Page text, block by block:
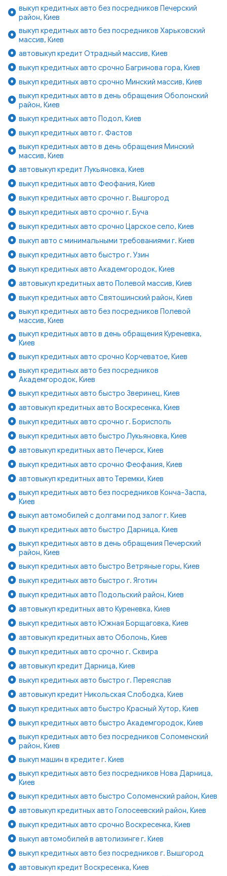
выкуп кредитных авто без посредников Печерский
район, Киев
выкуп кредитных авто без посредников Харьковский
массив, Киев
автовыкуп кредит Отрадный массив, Киев
выкуп кредитных авто срочно Багринова гора, Киев
выкуп кредитных авто срочно Минский массив, Киев
выкуп кредитных авто в день обращения Оболонский
район, Киев
выкуп кредитных авто Подол, Киев
выкуп кредитных авто г. Фастов
выкуп кредитных авто в день обращения Минский
массив, Киев
автовыкуп кредит Лукьяновка, Киев
выкуп кредитных авто Феофания, Киев
выкуп кредитных авто срочно г. Вышгород
выкуп кредитных авто срочно г. Буча
выкуп кредитных авто срочно Царское село, Киев
выкуп авто с минимальными требованиями г. Киев
выкуп кредитных авто быстро г. Узин
выкуп кредитных авто Академгородок, Киев
автовыкуп кредитных авто Полевой массив, Киев
выкуп кредитных авто Святошинский район, Киев
выкуп кредитных авто без посредников Полевой
массив, Киев
выкуп кредитных авто в день обращения Куреневка,
Киев
выкуп кредитных авто срочно Корчеватое, Киев
выкуп кредитных авто без посредников
Академгородок, Киев
выкуп кредитных авто быстро Зверинец, Киев
автовыкуп кредитных авто Воскресенка, Киев
выкуп кредитных авто срочно г. Борисполь
выкуп кредитных авто быстро Лукьяновка, Киев
автовыкуп кредитных авто Печерск, Киев
выкуп кредитных авто срочно Феофания, Киев
автовыкуп кредитных авто Теремки, Киев
выкуп кредитных авто без посредников Конча-Заспа,
Киев
выкуп автомобилей с долгами под залог г. Киев
выкуп кредитных авто быстро Дарница, Киев
выкуп кредитных авто в день обращения Печерский
район, Киев
выкуп кредитных авто быстро Ветряные горы, Киев
выкуп кредитных авто быстро г. Яготин
выкуп кредитных авто Подольский район, Киев
автовыкуп кредитных авто Куреневка, Киев
выкуп кредитных авто Южная Борщаговка, Киев
автовыкуп кредитных авто Оболонь, Киев
выкуп кредитных авто срочно г. Сквира
автовыкуп кредит Дарница, Киев
выкуп кредитных авто быстро г. Переяслав
автовыкуп кредит Никольская Слободка, Киев
выкуп кредитных авто быстро Красный Хутор, Киев
выкуп кредитных авто быстро Академгородок, Киев
выкуп кредитных авто без посредников Соломенский
район, Киев
выкуп машин в кредите г. Киев
выкуп кредитных авто без посредников Нова Дарница,
Киев
выкуп кредитных авто быстро Соломенский район, Киев
автовыкуп кредитных авто Голосеевский район, Киев
выкуп кредитных авто срочно Воскресенка, Киев
выкуп автомобилей в автолизинге г. Киев
выкуп кредитных авто без посредников г. Вышгород
автовыкуп кредит Воскресенка, Киев